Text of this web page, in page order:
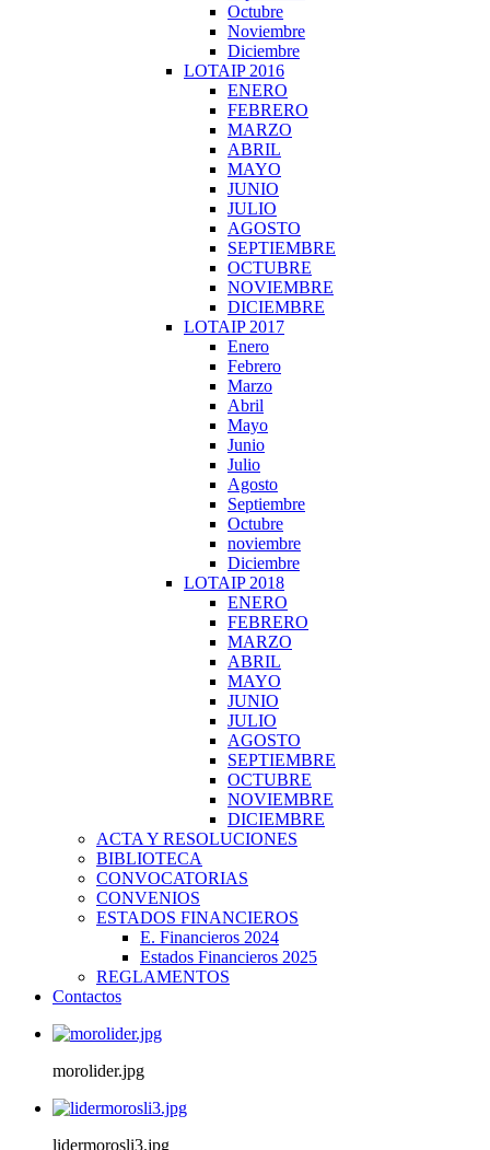
Octubre
Noviembre
Diciembre
LOTAIP 2016
ENERO
FEBRERO
MARZO
ABRIL
MAYO
JUNIO
JULIO
AGOSTO
SEPTIEMBRE
OCTUBRE
NOVIEMBRE
DICIEMBRE
LOTAIP 2017
Enero
Febrero
Marzo
Abril
Mayo
Junio
Julio
Agosto
Septiembre
Octubre
noviembre
Diciembre
LOTAIP 2018
ENERO
FEBRERO
MARZO
ABRIL
MAYO
JUNIO
JULIO
AGOSTO
SEPTIEMBRE
OCTUBRE
NOVIEMBRE
DICIEMBRE
ACTA Y RESOLUCIONES
BIBLIOTECA
CONVOCATORIAS
CONVENIOS
ESTADOS FINANCIEROS
E. Financieros 2024
Estados Financieros 2025
REGLAMENTOS
Contactos
morolider.jpg
lidermorosli3.jpg